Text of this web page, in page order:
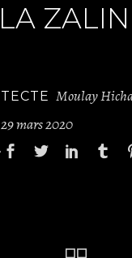
ZALIN
Moulay
29 mars 2020